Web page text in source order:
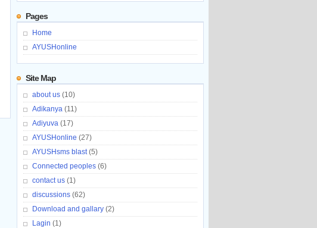
Pages
Home
AYUSHonline
Site Map
about us (10)
Adikanya (11)
Adiyuva (17)
AYUSHonline (27)
AYUSHsms blast (5)
Connected peoples (6)
contact us (1)
discussions (62)
Download and gallary (2)
Lagin (1)